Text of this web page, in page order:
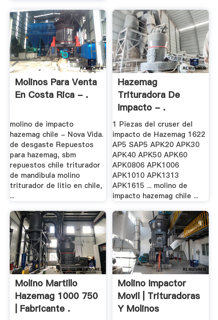
Molinos Para Venta
En Costa Rica - .
molino de impacto
hazemag chile - Nova Vida.
de desgaste Repuestos
para hazemag, sbm
repuestos chile triturador
de mandibula molino
triturador de litio en chile,
...
Hazemag
Trituradora De
Impacto - .
1 Piezas del cruser del
impacto de Hazemag 1622
AP5 SAP5 APK20 APK30
APK40 APK50 APK60
APK0806 APK1006
APK1010 APK1313
APK1615 ... molino de
impacto hazemag chile ...
Molino Martillo
Hazemag 1000 750
| Fabricante .
Molino Impactor
Movil | Trituradoras
Y Molinos